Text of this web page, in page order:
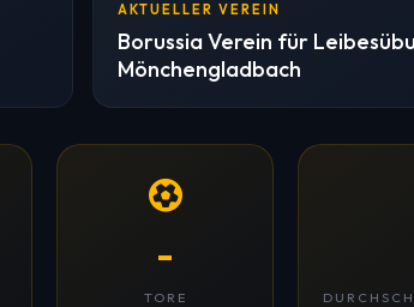
AKTUELLER VEREIN
Borussia Verein für
Mönchengladbach
-
TORE